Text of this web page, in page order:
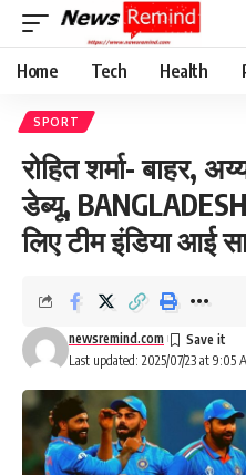
Home Tech Health
SPORT
रोहित शर्मा- बाहर,
डेब्यू,
लिए टीम इंडिया आई
Last updated: 2025/07/23 at 9:05
newsremind.com